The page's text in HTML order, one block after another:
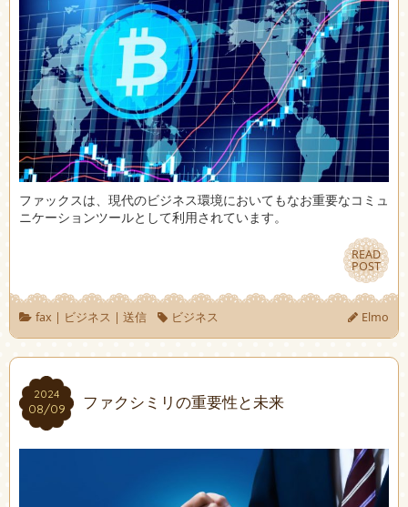
ファックスは、現代のビジネス環境においてもなお重要なコミュ
ニケーションツールとして利用されています。
READ
POST
READ
POST
fax | ビジネス | 送信 ビジネス Elmo
2024
08/09
2024
08/09 ファクシミリの重要性と未来